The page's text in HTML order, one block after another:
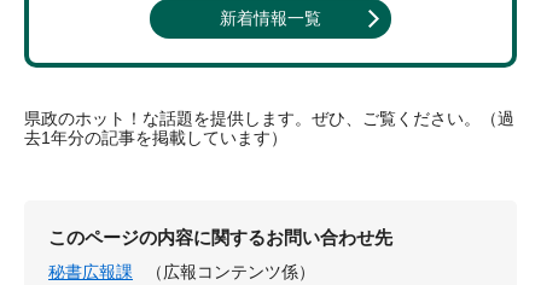
新着情報一覧
県政のホット！な話題を提供します。ぜひ、ご覧ください。（過
去1年分の記事を掲載しています）
このページの内容に関するお問い合わせ先
秘書広報課
（広報コンテンツ係）